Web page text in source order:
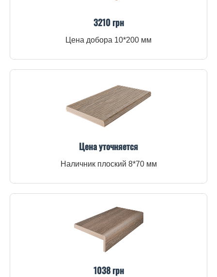
3210 грн
Цена добора 10*200 мм
Цена уточняется
Наличник плоский 8*70 мм
1038 грн